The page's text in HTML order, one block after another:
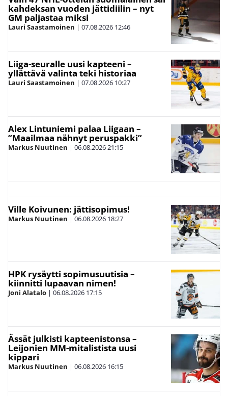
kahdeksan vuoden jättidiilin – nyt
GM paljastaa miksi
Lauri Saastamoinen | 07.08.2026 12:46
Liiga-seuralle uusi kapteeni –
yllättävä valinta teki historiaa
Lauri Saastamoinen | 07.08.2026 10:27
Alex Lintuniemi palaa Liigaan –
”Maailmaa nähnyt peruspakki”
Markus Nuutinen | 06.08.202621:15
Ville Koivunen: jättisopimus!
Markus Nuutinen | 06.08.2026 18:27
HPK rysäytti sopimusuutisia –
kiinnitti lupaavan nimen!
Joni Alatalo | 06.08.2026 17:15
Ässät julkisti kapteenistonsa –
Leijonien MM-mitalistista uusi
kippari
Markus Nuutinen | 06.08.2026 16:15